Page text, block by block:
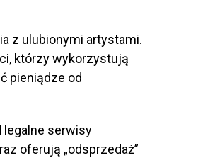
z ulubionymi artystami.
którzy wykorzystują
pieniądze od
legalne serwisy
oferują „odsprzedaż”